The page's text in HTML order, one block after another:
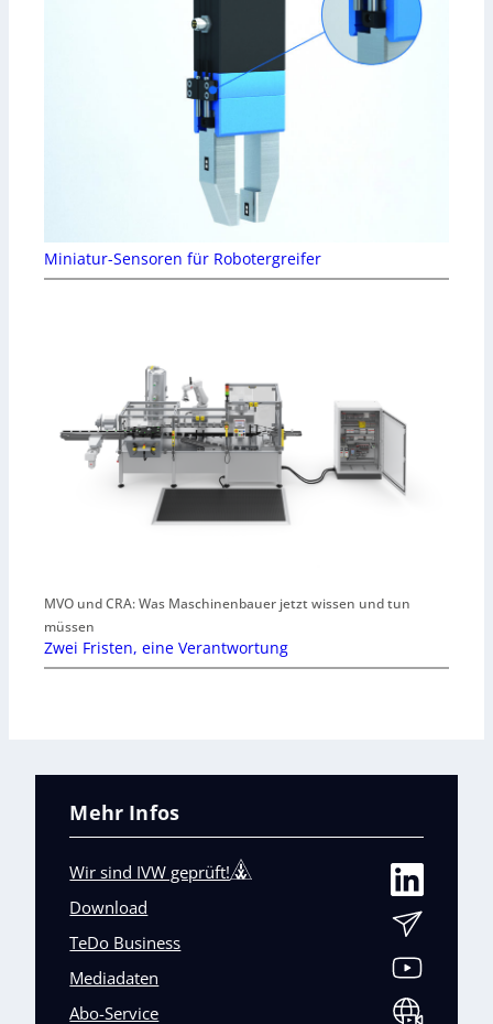
Miniatur-Sensoren für Robotergreifer
MVO und CRA: Was Maschinenbauer jetzt wissen und tun
müssen
Zwei Fristen, eine Verantwortung
Mehr Infos
Wir sind IVW geprüft!
Download
TeDo Business
Mediadaten
Abo-Service